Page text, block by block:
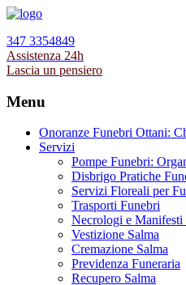
347 3354849
Assistenza 24h
Lascia un pensiero
Menu
Onoranze Funebri Ottani:
Servizi
Pompe Funebri:
Disbrigo Pratiche
Servizi Floreali per
Trasporti Funebri
Necrologi e Manifesti
Vestizione Salma
Cremazione Salma
Previdenza Funeraria
Recupero Salma